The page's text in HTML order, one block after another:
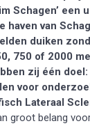
Schagen’ een
haven van
duiken
750 of 2000
zij één
voor
Lateraal
groot belang